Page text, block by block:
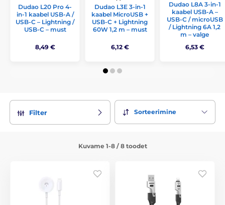
Dudao L20 Pro 4-
in-1 kaabel USB-A /
USB-C – Lightning /
USB-C – must
8,49 €
Dudao L3E 3-in-1
kaabel MicroUSB +
USB-C + Lightning
60W 1,2 m – must
6,12 €
Dudao L8A 3-in-1
kaabel USB-A –
USB-C / microUSB
/ Lightning 6A 1,2
m – valge
6,53 €
Filter Sorteerimine
Kuvame 1-8 / 8 toodet